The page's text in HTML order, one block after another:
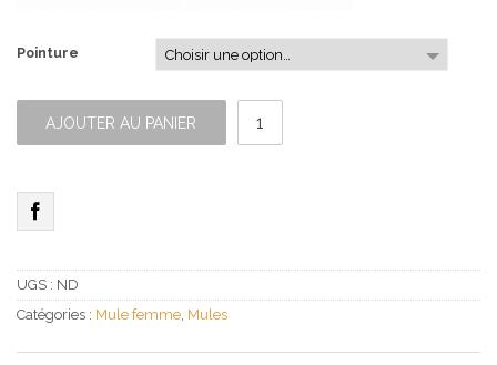
Pointure
AJOUTER AU PANIER
quantité
Mule
bleue
UGS : ND
Catégories : Mule femme Mules